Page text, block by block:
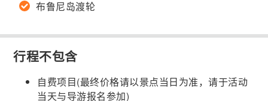
布鲁尼岛渡轮
行程不包含
自费项目(最终价格请以景点当日为准，请于活动
当天与导游报名参加)